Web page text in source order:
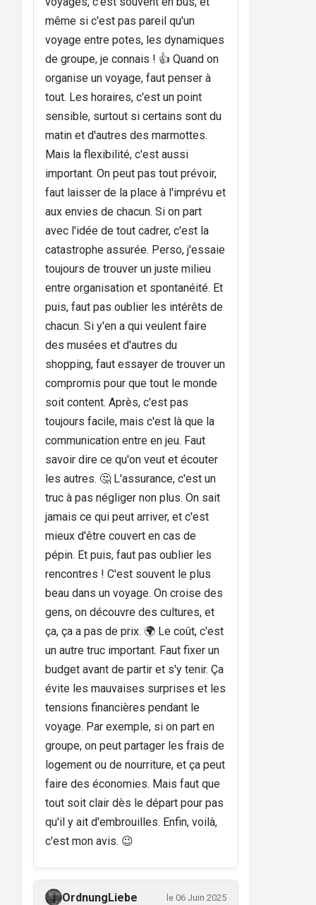
même si c'est pas pareil qu'un
voyage entre potes, les dynamiques
de groupe, je connais ! 👍 Quand on
organise un voyage, faut penser à
tout. Les horaires, c'est un point
sensible, surtout si certains sont du
matin et d'autres des marmottes.
Mais la flexibilité, c'est aussi
important. On peut pas tout prévoir,
faut laisser de la place à l'imprévu et
aux envies de chacun. Si on part
avec l'idée de tout cadrer, c'est la
catastrophe assurée. Perso, j'essaie
toujours de trouver un juste milieu
entre organisation et spontanéité. Et
puis, faut pas oublier les intérêts de
chacun. Si y'en a qui veulent faire
des musées et d'autres du
shopping, faut essayer de trouver un
compromis pour que tout le monde
soit content. Après, c'est pas
toujours facile, mais c'est là que la
communication entre en jeu. Faut
savoir dire ce qu'on veut et écouter
les autres. 🤔 L'assurance, c'est un
truc à pas négliger non plus. On sait
jamais ce qui peut arriver, et c'est
mieux d'être couvert en cas de
pépin. Et puis, faut pas oublier les
rencontres ! C'est souvent le plus
beau dans un voyage. On croise des
gens, on découvre des cultures, et
ça, ça a pas de prix. 🌍 Le coût, c'est
un autre truc important. Faut fixer un
budget avant de partir et s'y tenir. Ça
évite les mauvaises surprises et les
tensions financières pendant le
voyage. Par exemple, si on part en
groupe, on peut partager les frais de
logement ou de nourriture, et ça peut
faire des économies. Mais faut que
tout soit clair dès le départ pour pas
qu'il y ait d'embrouilles. Enfin, voilà,
c'est mon avis. 😉
OrdnungLiebe le 06 Juin 2025